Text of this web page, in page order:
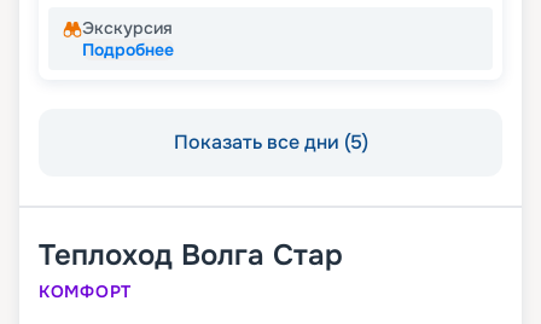
Экскурсия
Подробнее
Показать все дни (5)
Теплоход Волга Стар
КОМФОРТ